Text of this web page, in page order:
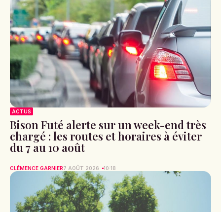
ACTUS
Bison Futé alerte sur un week-end très
chargé : les routes et horaires à éviter
du 7 au 10 août
CLÉMENCE GARNIER7 AOÛT 2026 10:18